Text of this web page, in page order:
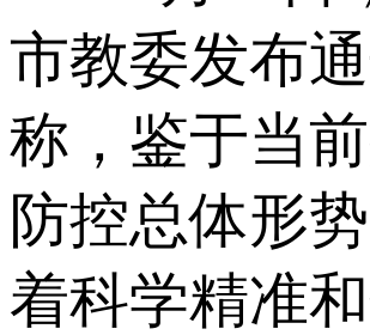
市教委发布
称，鉴于当
防控总体形
着科学精准